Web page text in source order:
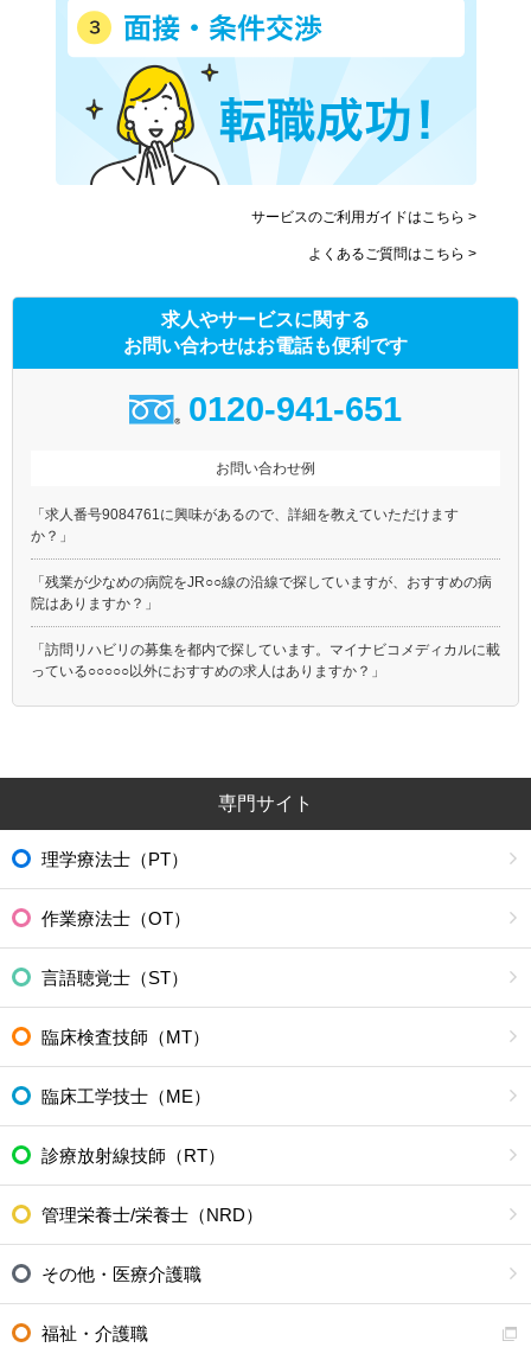
サービスのご利用ガイドはこちら >
よくあるご質問はこちら >
求人やサービスに関する
お問い合わせはお電話も便利です
0120-941-651
お問い合わせ例
「求人番号9084761に興味があるので、詳細を教えていただけます
か？」
「残業が少なめの病院をJR○○線の沿線で探していますが、おすすめの病
院はありますか？」
「訪問リハビリの募集を都内で探しています。マイナビコメディカルに載
っている○○○○○以外におすすめの求人はありますか？」
専門サイト
理学療法士（PT）
作業療法士（OT）
言語聴覚士（ST）
臨床検査技師（MT）
臨床工学技士（ME）
診療放射線技師（RT）
管理栄養士/栄養士（NRD）
その他・医療介護職
福祉・介護職